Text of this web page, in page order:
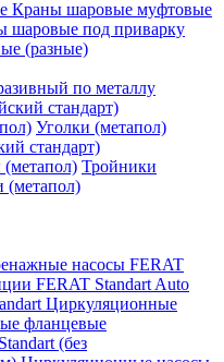
Краны шаровые муфтовые
шаровые под приварку
(разные)
по металлу
стандарт)
Уголки (метапол)
стандарт)
Тройники
(метапол)
насосы FERAT
FERAT Standart Auto
Циркуляционные
фланцевые
(без